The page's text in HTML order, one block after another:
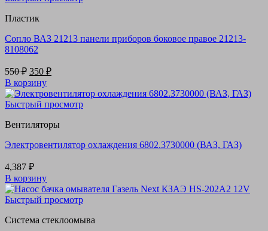
Пластик
Сопло ВАЗ 21213 панели приборов боковое правое 21213-
8108062
550₽ Первоначальная
цена
составляла
550 ₽.
350 ₽Текущая
350 ₽.
В корзину
Быстрый просмотр
Вентиляторы
Электровентилятор охлаждения 6802.3730000 (ВАЗ, ГАЗ)
4,387 ₽
В корзину
Быстрый просмотр
Система стеклоомыва